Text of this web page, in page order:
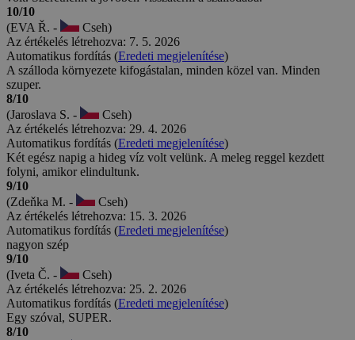
10/10
(EVA Ř. -
Cseh)
Az értékelés létrehozva: 7. 5. 2026
Automatikus fordítás (Eredeti megjelenítése)
A szálloda környezete kifogástalan, minden közel van. Minden
szuper.
8/10
(Jaroslava S. -
Cseh)
Az értékelés létrehozva: 29. 4. 2026
Automatikus fordítás (Eredeti megjelenítése)
Két egész napig a hideg víz volt velünk. A meleg reggel kezdett
folyni, amikor elindultunk.
9/10
(Zdeňka M. -
Cseh)
Az értékelés létrehozva: 15. 3. 2026
Automatikus fordítás (Eredeti megjelenítése)
nagyon szép
9/10
(Iveta Č. -
Cseh)
Az értékelés létrehozva: 25. 2. 2026
Automatikus fordítás (Eredeti megjelenítése)
Egy szóval, SUPER.
8/10